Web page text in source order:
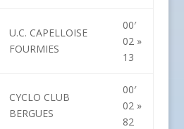
U.C. CAPELLOISE
FOURMIES
00′
02 »
13
CYCLO CLUB
BERGUES
00′
02 »
82